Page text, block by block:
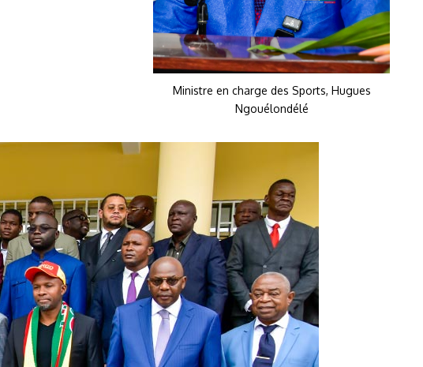
Ministre en charge des Sports, Hugues
Ngouélondélé